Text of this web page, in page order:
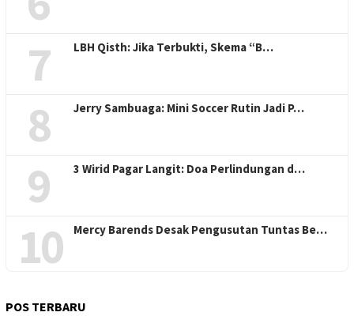
7 LBH Qisth: Jika Terbukti, Skema “B…
8 Jerry Sambuaga: Mini Soccer Rutin Jadi P…
9 3 Wirid Pagar Langit: Doa Perlindungan d…
10 Mercy Barends Desak Pengusutan Tuntas Be…
POS TERBARU